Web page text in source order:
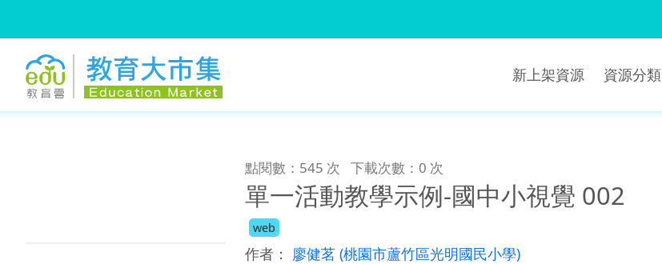
新上架資源 資源分類
點閱數：545 次 下載次數：0 次
單一活動教學示例-國中小視覺 002
web
作者： 廖健茗 (桃園市蘆竹區光明國民小學)